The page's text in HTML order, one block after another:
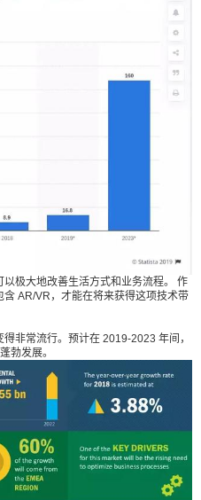
极大地改善生活方式和业务流程。 作
AR/VR，才能在将来获得这项技术带
非常流行。预计在 2019-2023 年间，
勃发展。
品中包括所有最新的技
中发现，提高 IT 外包需
优化的需求不断增长。
公司提供卓越的软件开发
开发行业将通过这些趋
和 AR/VR 等技术的不
主要原因。 每个企业都
术以发展其业务。这是
雇用可以为您铺路的软
三哥） 0 收藏